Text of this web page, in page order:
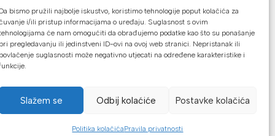
bismo pružili najbolje iskustvo, koristimo tehnologije poput kolačića za
i/ili pristup informacijama o uređaju. Suglasnost s ovim
će nam omogućiti da obrađujemo podatke kao što su ponašanje
pregledavanju ili jedinstveni ID-ovi na ovoj web stranici. Nepristanak ili
suglasnosti može negativno utjecati na određene karakteristike i
Slažem se Odbij kolaćiće Postavke kolačića
Politika kolačićaPravila privatnosti
U našoj web trgovini možete platiti:
Kreditnim karticama jednokratno ili do
24 rate
Gotovinom prilikom preuzimanja
Mikrofin do 18 rata